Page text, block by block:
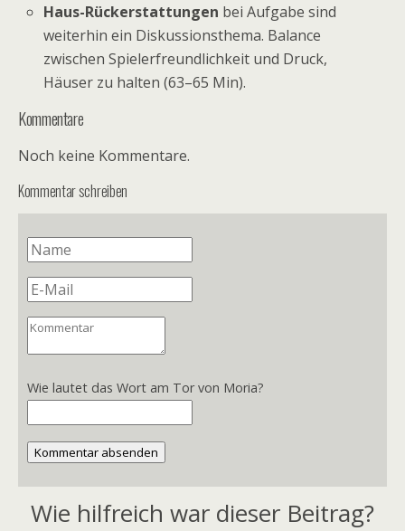
Haus-Rückerstattungen bei Aufgabe sind
weiterhin ein Diskussionsthema. Balance
zwischen Spielerfreundlichkeit und Druck,
Häuser zu halten (63–65 Min).
Kommentare
Noch keine Kommentare.
Kommentar schreiben
Wie lautet das Wort am Tor von Moria?
Kommentar absenden
Wie hilfreich war dieser Beitrag?